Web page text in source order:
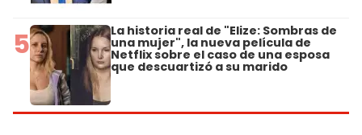
5 La historia real de "Elize: Sombras de
una mujer", la nueva película de
Netflix sobre el caso de una esposa
que descuartizó a su marido